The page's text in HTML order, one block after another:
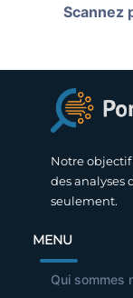
Scannez
Notre objectif
des analyses
seulement.
MENU
Qui sommes